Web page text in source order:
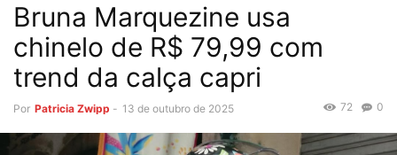
Bruna Marquezine usa
chinelo de R$ 79,99 com
trend da calça capri
Por Patricia Zwipp - 13 de outubro de 2025 0
72